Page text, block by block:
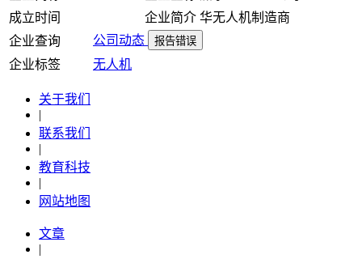
成立时间
企业简介 华无人机制造商
企业查询
公司动态 报告错误
企业标签 无人机
关于我们
|
联系我们
|
教育科技
|
网站地图
文章
|